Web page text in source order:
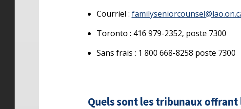
Courriel :
Toronto : 416 979-2352, poste 7300
Sans frais : 1 800 668-8258 poste 7300
Quels sont les tribunaux